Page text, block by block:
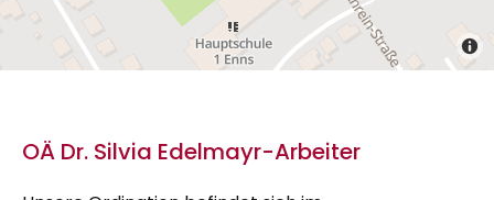
OÄ Dr. Silvia Edelmayr-Arbeiter